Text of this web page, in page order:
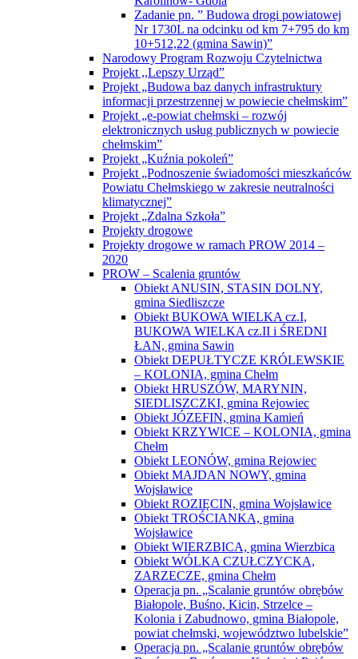
Zadanie pn. ” Budowa drogi powiatowej
Nr 1730L na odcinku od km 7+795 do km
10+512,22 (gmina Sawin)”
Narodowy Program Rozwoju Czytelnictwa
Projekt ,,Lepszy Urząd”
Projekt „Budowa baz danych infrastruktury
informacji przestrzennej w powiecie chełmskim”
Projekt „e-powiat chełmski – rozwój
elektronicznych usług publicznych w powiecie
chełmskim”
Projekt „Kuźnia pokoleń”
Projekt „Podnoszenie świadomości mieszkańców
Powiatu Chełmskiego w zakresie neutralności
klimatycznej”
Projekt „Zdalna Szkoła”
Projekty drogowe
Projekty drogowe w ramach PROW 2014 –
2020
PROW – Scalenia gruntów
Obiekt ANUSIN, STASIN DOLNY,
gmina Siedliszcze
Obiekt BUKOWA WIELKA cz.I,
BUKOWA WIELKA cz.II i ŚREDNI
ŁAN, gmina Sawin
Obiekt DEPUŁTYCZE KRÓLEWSKIE
– KOLONIA, gmina Chełm
Obiekt HRUSZÓW, MARYNIN,
SIEDLISZCZKI, gmina Rejowiec
Obiekt JÓZEFIN, gmina Kamień
Obiekt KRZYWICE – KOLONIA, gmina
Chełm
Obiekt LEONÓW, gmina Rejowiec
Obiekt MAJDAN NOWY, gmina
Wojsławice
Obiekt ROZIĘCIN, gmina Wojsławice
Obiekt TROŚCIANKA, gmina
Wojsławice
Obiekt WIERZBICA, gmina Wierzbica
Obiekt WÓLKA CZUŁCZYCKA,
ZARZECZE, gmina Chełm
Operacja pn. „Scalanie gruntów obrębów
Białopole, Buśno, Kicin, Strzelce –
Kolonia i Zabudnowo, gmina Białopole,
powiat chełmski, województwo lubelskie”
Operacja pn. „Scalanie gruntów obrębów